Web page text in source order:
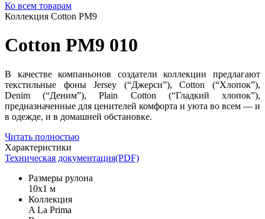
Ко всем товарам
Коллекция Cotton PM9
Cotton PM9 010
В качестве компаньонов создатели коллекции предлагают
текстильные фоны Jersey (“Джерси”), Cotton (“Хлопок”),
Denim (“Деним”), Plain Cotton (“Гладкий хлопок”),
предназначенные для ценителей комфорта и уюта во всем — и
в одежде, и в домашней обстановке.
Читать полностью
Характеристики
Техническая документация(PDF)
Размеры рулона
10x1 м
Коллекция
A La Prima